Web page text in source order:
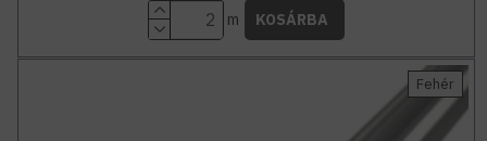
m KOSÁRBA
Fehér